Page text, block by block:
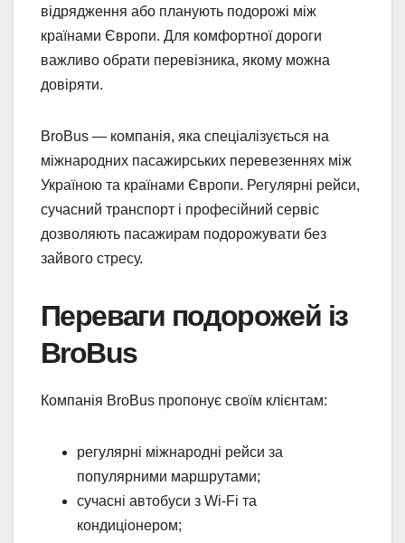
відрядження або планують подорожі між
країнами Європи. Для комфортної дороги
важливо обрати перевізника, якому можна
довіряти.
BroBus — компанія, яка спеціалізується на
міжнародних пасажирських перевезеннях між
Україною та країнами Європи. Регулярні рейси,
сучасний транспорт і професійний сервіс
дозволяють пасажирам подорожувати без
зайвого стресу.
Переваги подорожей із
BroBus
Компанія BroBus пропонує своїм клієнтам:
регулярні міжнародні рейси за
популярними маршрутами;
сучасні автобуси з Wi-Fi та
кондиціонером;